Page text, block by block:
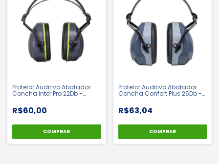
Protetor Auditivo Abafador
Concha Inter Pro 22Db -
R$60,00
COMPRAR
Protetor Auditivo Abafador
Concha Confort Plus 26Db -
R$63,04
COMPRAR